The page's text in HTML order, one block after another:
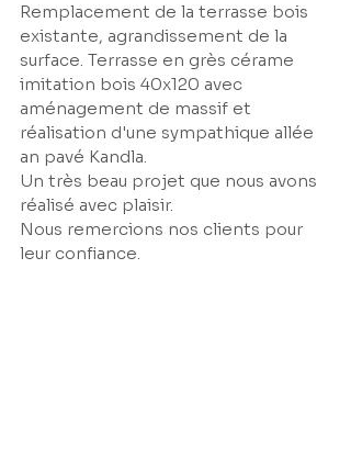
Remplacement de la terrasse bois
existante, agrandissement de la
surface. Terrasse en grès cérame
imitation bois 40x120 avec
aménagement de massif et
réalisation d'une sympathique allée
an pavé Kandla.
Un très beau projet que nous avons
réalisé avec plaisir.
Nous remercions nos clients pour
leur confiance.